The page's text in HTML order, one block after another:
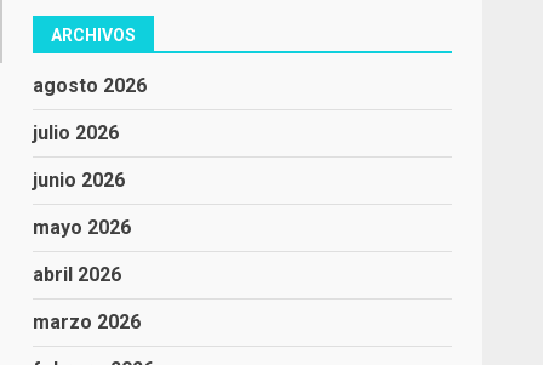
ARCHIVOS
agosto 2026
julio 2026
junio 2026
mayo 2026
abril 2026
marzo 2026